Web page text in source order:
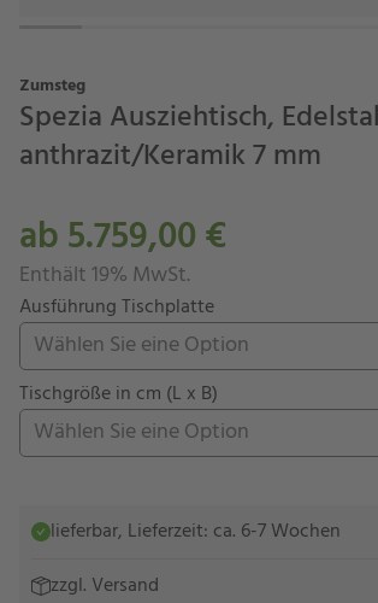
Zumsteg
Spezia Ausziehtisch,
anthrazit/Keramik 7 mm
ab 5.759,00 €
Enthält 19% MwSt.
Ausführung Tischplatte
Wählen Sie eine Option
Tischgröße in cm (L x B)
Wählen Sie eine Option
lieferbar, Lieferzeit: ca. 6-7 Wochen
zzgl. Versand